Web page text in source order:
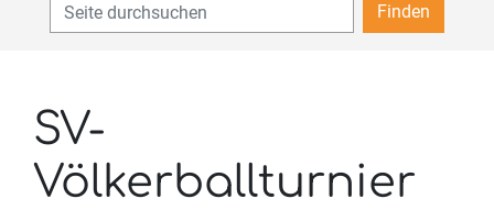
Finden
SV-
Völkerballturnier